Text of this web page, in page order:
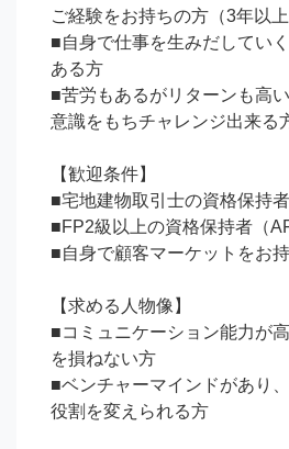
ご経験をお持ちの方（3年以上
■自身で仕事を生みだしてい
ある方
■苦労もあるがリターンも高
意識をもちチャレンジ出来る
【歓迎条件】
■宅地建物取引士の資格保持者
■FP2級以上の資格保持者（
■自身で顧客マーケットをお
【求める人物像】
■コミュニケーション能力が
を損ねない方
■ベンチャーマインドがあり